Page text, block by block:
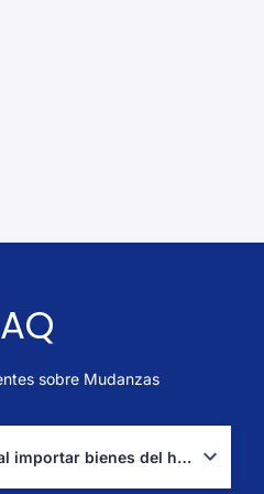
sobre Mudanzas
¿Debo pagar aranceles al importar bienes del hogar a Suecia?